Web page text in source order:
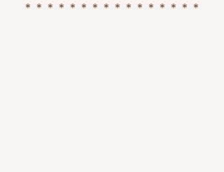
＊＊＊＊＊＊＊＊＊＊＊＊＊＊＊＊